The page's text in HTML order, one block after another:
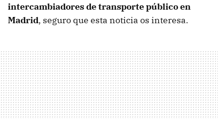
intercambiadores de transporte público en
Madrid, seguro que esta noticia os interesa.